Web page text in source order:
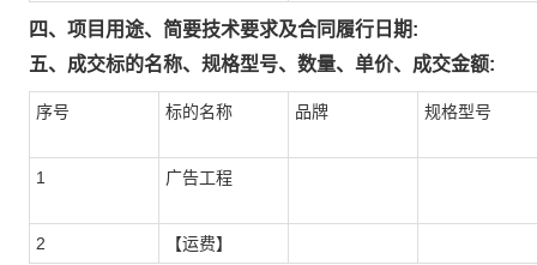
四、项目用途、简要技术要求及合同履行日期:
五、成交标的名称、规格型号、数量、单价、成交金额:
序号 标的名称 品牌 规格型号
1 广告工程
2 【运费】